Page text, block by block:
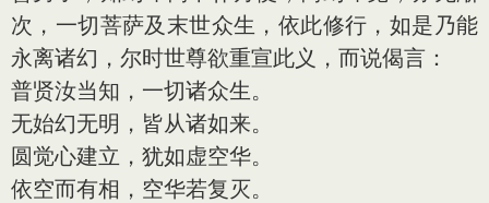
次，一切菩萨及末世众生，依此修行，如是乃能
永离诸幻，尔时世尊欲重宣此义，而说偈言：
普贤汝当知，一切诸众生。
无始幻无明，皆从诸如来。
圆觉心建立，犹如虚空华。
依空而有相，空华若复灭。